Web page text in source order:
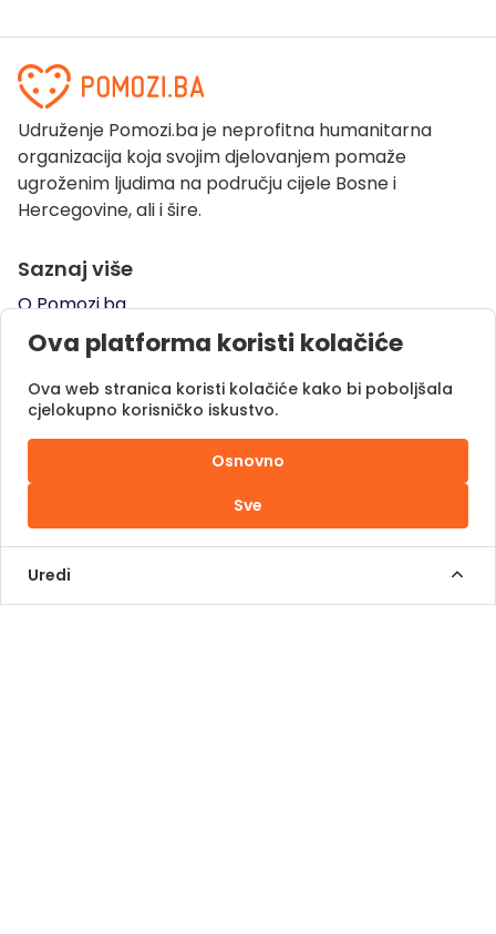
Udruženje Pomozi.ba je neprofitna humanitarna
organizacija koja svojim djelovanjem pomaže
ugroženim ljudima na području cijele Bosne i
Hercegovine, ali i šire.
Saznaj više
O Pomozi.ba
Pogledaj kampanje
Pomozi.ba Novosti
Kontaktirajte nas
Kontakt Info
+387 62 839 000
info@pomoziba.org
Ova platforma koristi kolačiće
Ova web stranica koristi kolačiće kako bi poboljšala
cjelokupno korisničko iskustvo.
Osnovno
Sve
Uredi